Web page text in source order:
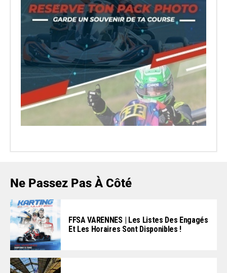
Ne Passez Pas À Côté
FFSA VARENNES | Les Listes Des Engagés
Et Les Horaires Sont Disponibles !